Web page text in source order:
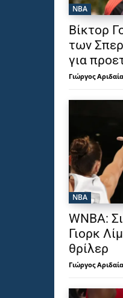
NBA
Βίκτορ
των
για
Γιώργος
NBA
WNBA:
Γιορκ
θρίλερ
Γιώργος